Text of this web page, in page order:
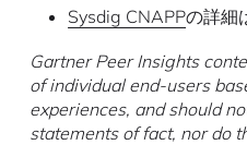
Sysdig CNAPPの詳細
Gartner Peer Insights
of individual end-users
experiences, and should
statements of fact, nor do